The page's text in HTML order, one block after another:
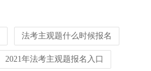
法考主观题什么时候报名
2021年法考主观题报名入口